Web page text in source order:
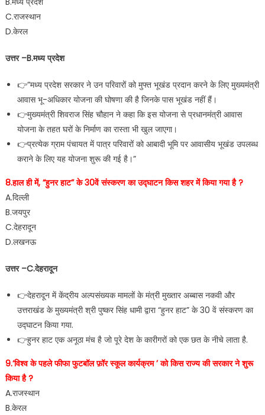
C.राजस्थान
D.केरल
उत्तर –B.मध्य प्रदेश
👉”मध्य प्रदेश सरकार ने उन परिवारों को मुफ्त भूखंड प्रदान करने के लिए मुख्यमंत्री
आवास भू-अधिकार योजना की घोषणा की है जिनके पास भूखंड नहीं हैं।
👉मुख्यमंत्री शिवराज सिंह चौहान ने कहा कि इस योजना से प्रधानमंत्री आवास
योजना के तहत घरों के निर्माण का रास्ता भी खुल जाएगा।
👉प्रत्येक ग्राम पंचायत में पात्र परिवारों को आबादी भूमि पर आवासीय भूखंड उपलब्ध
कराने के लिए यह योजना शुरू की गई है।”
8.हाल ही में, “हुनर हाट” के 30वें संस्करण का उद्घाटन किस शहर में किया गया है ?
A.दिल्ली
B.जयपुर
C.देहरादून
D.लखनऊ
उत्तर –C.देहरादून
👉देहरादून में केंद्रीय अल्पसंख्यक मामलों के मंत्री मुख्तार अब्बास नकवी और
उत्तराखंड के मुख्यमंत्री श्री पुष्कर सिंह धामी द्वारा “हुनर हाट” के 30 वें संस्करण का
उद्घाटन किया गया.
👉हुनर हाट एक अनूठा मंच है जो पूरे देश के कारीगरों को एक छत के नीचे लाता है.
9.‘विश्व के पहले फीफा फुटबॉल फ़ॉर स्कूल कार्यक्रम ’ को किस राज्य की सरकार ने शुरू
किया है ?
A.राजस्थान
B.केरल